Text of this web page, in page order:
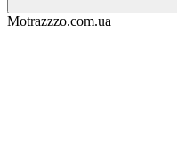
Motrazzzo.com.ua